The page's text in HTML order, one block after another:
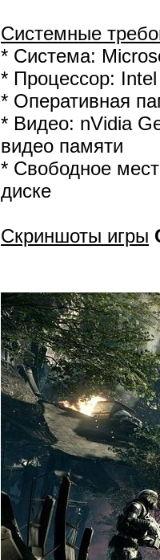
Системные
* Система:
* Процессор:
* Оперативная
* Видео: nVidia
видео памяти
* Свободное
диске
Скриншоты игры